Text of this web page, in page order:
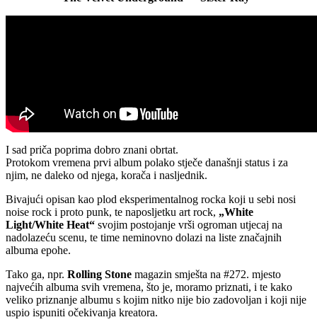
I sad priča poprima dobro znani obrtat.
Protokom vremena prvi album polako stječe današnji status i za
njim, ne daleko od njega, korača i nasljednik.
Bivajući opisan kao plod eksperimentalnog rocka koji u sebi nosi
noise rock i proto punk, te naposljetku art rock, „White
Light/White Heat“ svojim postojanje vrši ogroman utjecaj na
nadolazeću scenu, te time neminovno dolazi na liste značajnih
albuma epohe.
Tako ga, npr. Rolling Stone magazin smješta na #272. mjesto
najvećih albuma svih vremena, što je, moramo priznati, i te kako
veliko priznanje albumu s kojim nitko nije bio zadovoljan i koji nije
uspio ispuniti očekivanja kreatora.